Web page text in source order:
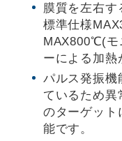
膜質を左右す
標準仕様
MAX800℃(モ
ーによる加熱
パルス発振機
ているため異
のターゲット
能です。